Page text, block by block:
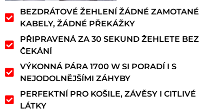
BEZDRÁTOVÉ ŽEHLENÍ ŽÁDNÉ ZAMOTANÉ
KABELY, ŽÁDNÉ PŘEKÁŽKY
PŘIPRAVENÁ ZA 30 SEKUND ŽEHLETE BEZ
ČEKÁNÍ
VÝKONNÁ PÁRA 1700 W SI PORADÍ I S
NEJODOLNĚJŠÍMI ZÁHYBY
PERFEKTNÍ PRO KOŠILE, ZÁVĚSY I CITLIVÉ
LÁTKY